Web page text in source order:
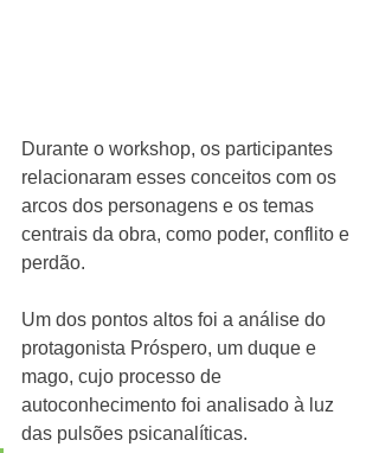
Durante o workshop, os participantes
relacionaram esses conceitos com os
arcos dos personagens e os temas
centrais da obra, como poder, conflito e
perdão.
Um dos pontos altos foi a análise do
protagonista Próspero, um duque e
mago, cujo processo de
autoconhecimento foi analisado à luz
das pulsões psicanalíticas.